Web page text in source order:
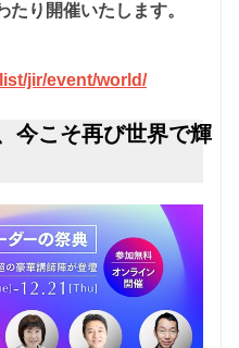
り開催いたします。
jir/event/world/
今こそ再び世界で輝